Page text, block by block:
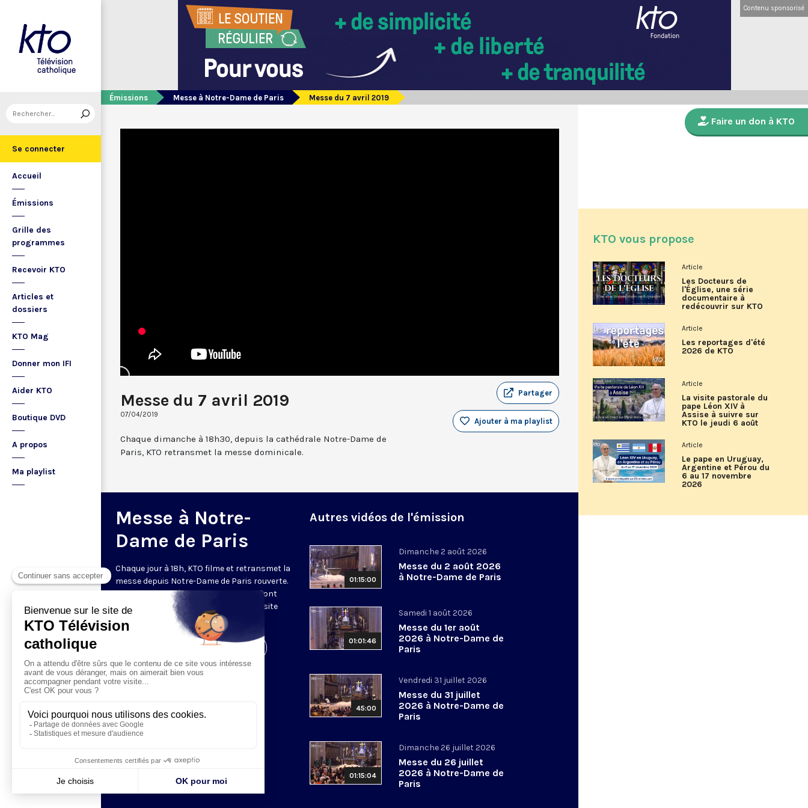
Se connecter
Accueil
Émissions
Grille des
programmes
Recevoir KTO
Articles et
dossiers
KTO Mag
Donner mon IFI
Aider KTO
Boutique DVD
A propos
Ma playlist
Contenu sponsorisé
Émissions Messe à Notre-Dame de Paris Messe du 7 avril 2019
Messe du 7 avril 2019
07/04/2019
Partager
Ajouter à ma playlist
Chaque dimanche à 18h30, depuis la cathédrale Notre-Dame de
Paris, KTO retransmet la messe dominicale.
Messe à Notre-
Dame de Paris
Chaque jour à 18h, KTO filme et retransmet la
messe depuis Notre-Dame de Paris rouverte.
Les textes des Vêpres et de la messe sont
presque toujours ceux qu’indiquent le site
Visiter la page de l'émission
Autres vidéos de l'émission
01:15:00
Dimanche 2 août 2026
Messe du 2 août 2026
à Notre-Dame de Paris
01:01:46
Samedi 1 août 2026
Messe du 1er août
2026 à Notre-Dame de
Paris
45:00
Vendredi 31 juillet 2026
Messe du 31 juillet
2026 à Notre-Dame de
Paris
01:15:04
Dimanche 26 juillet 2026
Messe du 26 juillet
2026 à Notre-Dame de
Paris
Faire un don à KTO
KTO vous propose
Article
Les Docteurs de
l'Église, une série
documentaire à
redécouvrir sur KTO
Article
Les reportages d'été
2026 de KTO
Article
La visite pastorale du
pape Léon XIV à
Assise à suivre sur
KTO le jeudi 6 août
Article
Le pape en Uruguay,
Argentine et Pérou du
6 au 17 novembre
2026